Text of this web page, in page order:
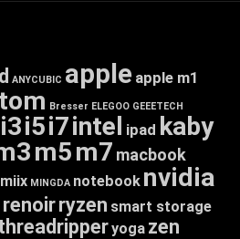
ANYCUBIC apple apple m1
Bresser ELEGOO GEEETECH
i3i5i7intel ipad kaby
m5m7 macbook
miix MINGDA notebook nvidia
renoirryzen smart storage
yoga zen